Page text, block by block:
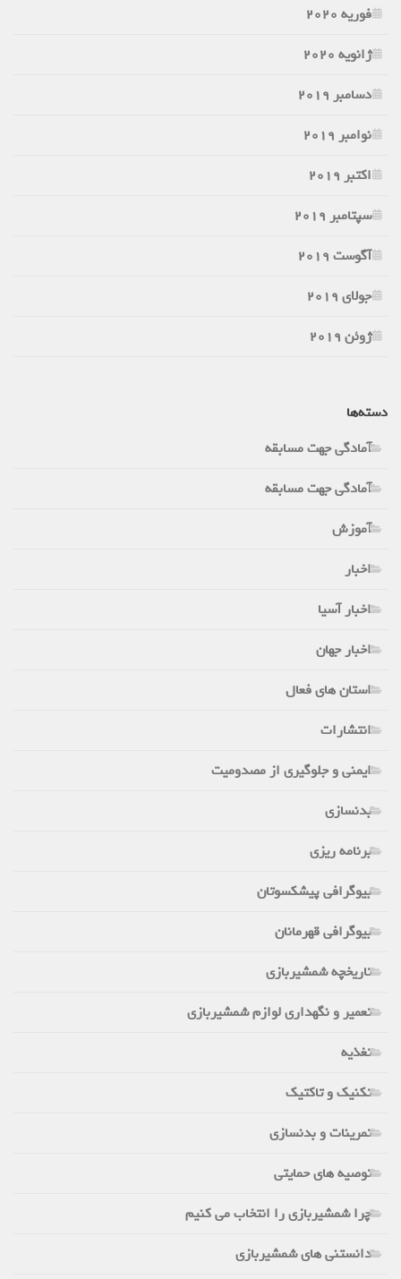
فوریه 2020
ژانویه 2020
دسامبر 2019
نوامبر 2019
اکتبر 2019
سپتامبر 2019
آگوست 2019
جولای 2019
ژوئن 2019
دسته‌ها
آمادگی جهت مسابقه
آمادگی جهت مسابقه
آموزش
اخبار
اخبار آسیا
اخبار جهان
استان های فعال
انتشارات
ایمنی و جلوگیری از مصدومیت
بدنسازی
برنامه ریزی
بیوگرافی پیشکسوتان
بیوگرافی قهرمانان
تاریخچه شمشیربازی
تعمیر و نگهداری لوازم شمشیربازی
تغذیه
تکنیک و تاکتیک
تمرینات و بدنسازی
توصیه های حمایتی
چرا شمشیربازی را انتخاب می کنیم
دانستنی های شمشیربازی